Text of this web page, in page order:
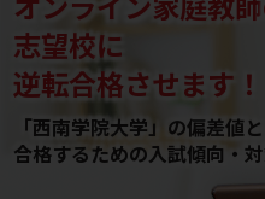
志望校に
逆転合格させます！
「西南学院大学」の偏差値と
合格するための⼊試傾向・